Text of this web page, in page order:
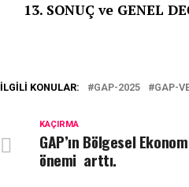
13. SONUÇ ve GENEL
İLGILI KONULAR: GAP-2025 GAP-
KAÇIRMA
GAP’ın Bölgesel
önemi arttı.